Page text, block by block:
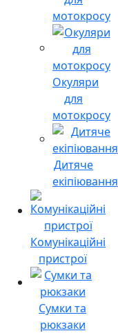
мотокросу
Окуляри
для
мотокросу
Дитяче
екіпіювання
Комунікаційні
пристрої
Сумки та
рюкзаки